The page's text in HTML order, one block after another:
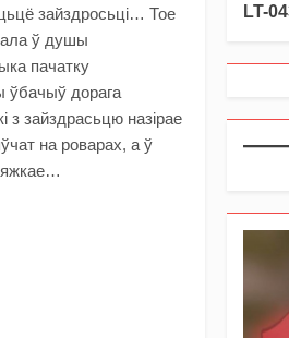
зайздросьці… Тое
ў душы
пачатку
ўбачыў дорага
з зайздрасьцю назірае
на роварах, а ў
LT-